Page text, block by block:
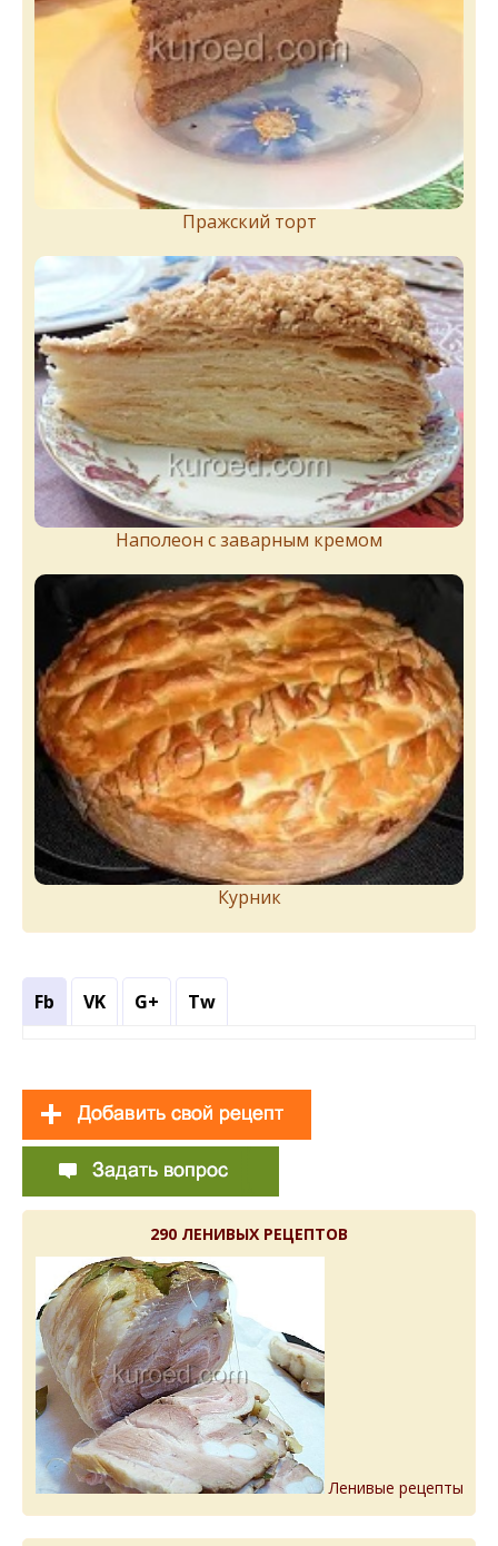
Пражский торт
Наполеон с заварным кремом
Курник
Fb VK G+ Tw
290 ЛЕНИВЫХ РЕЦЕПТОВ
Ленивые рецепты